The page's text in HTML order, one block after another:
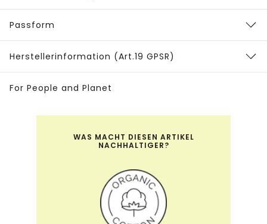
Passform
Herstellerinformation (Art.19 GPSR)
For People and Planet
WAS MACHT DIESEN ARTIKEL
NACHHALTIGER?